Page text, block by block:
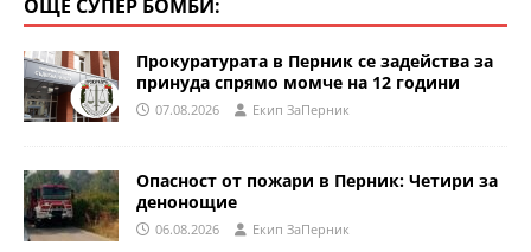
ОЩЕ СУПЕР БОМБИ:
Прокуратурата в Перник се задейства за
принуда спрямо момче на 12 години
07.08.2026 Eкип ЗаПерник
Опасност от пожари в Перник: Четири за
денонощие
06.08.2026 Eкип ЗаПерник